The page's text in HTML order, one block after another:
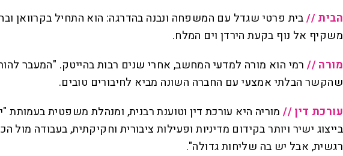
הבית //בית פרטי שגדל עם המשפחה ונבנה בהדרגה: הוא התחיל בקרוואן
משקיף אל נוף בקעת הירדן וים המלח.
מורה // רמי הוא מורה למדעי המחשב, אחרי שנים רבות בהייטק. "המעבר
שהקשר הבלתי אמצעי עם החברה השונה מביא לחיבורים טובים.
עורכת דין // מוריה היא עורכת דין וטוענת רבנית, ומנהלת משפטית
בייצוג ישיר ויותר בקידום מדיניות ופעילות ציבורית וחקיקתית, בעבודה
רגשית, אבל יש בה שליחות גדולה".